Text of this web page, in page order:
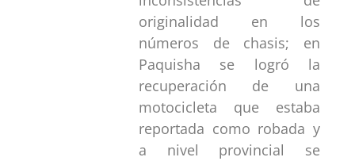
originalidad en los
números de chasis; en
Paquisha se logró la
recuperación de una
motocicleta que estaba
reportada como robada y
a nivel provincial se